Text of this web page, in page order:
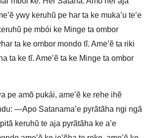
ywy keruhũ pe har ta ke muka’u te’e
pe mbói ke Minge ta ombor
ta ke ombor mondo tĩ. Ame’ẽ ta riki
ta ke tĩ. Ame’ẽ ta ke Minge ta ombor
pe amõ pukái, ame’ẽ ke rehe ihẽ
—Apo Satanama’e pyrãtãha ngi ngã
keruhũ te aja pyrãtãha ke a’e